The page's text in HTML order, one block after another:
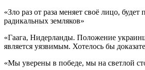
«Зло раз от раза меняет своё лицо, будет
радикальных земляков»
«Гаага, Нидерланды. Положение
является уязвимым. Хотелось бы
«Мы уверены в победе, мы на светлой